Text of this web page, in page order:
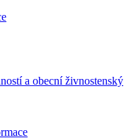
a obecní živnostenský